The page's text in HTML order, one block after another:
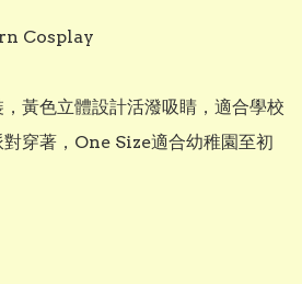
Cosplay
黃色立體設計活潑吸睛，適合學校
穿著，One Size適合幼稚園至初